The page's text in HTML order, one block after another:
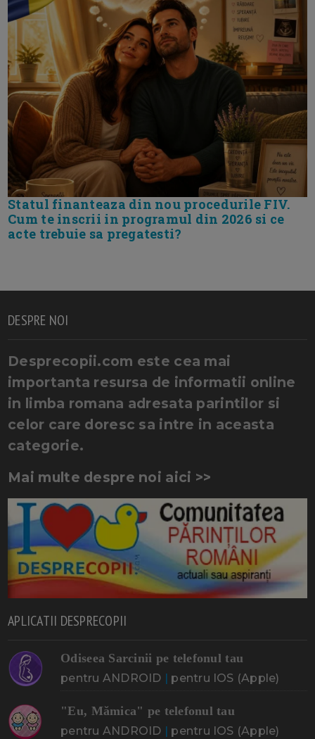
Statul finanteaza din nou procedurile FIV.
Cum te inscrii in programul din 2026 si ce
acte trebuie sa pregatesti?
DESPRE NOI
Desprecopii.com este cea mai
importanta resursa de informatii online
in limba romana adresata parintilor si
celor care doresc sa intre in aceasta
categorie.
Mai multe despre noi aici >>
APLICATII DESPRECOPII
Odiseea Sarcinii pe telefonul tau
pentru ANDROID | pentru IOS (Apple)
"Eu, Mămica" pe telefonul tau
pentru ANDROID | pentru IOS (Apple)